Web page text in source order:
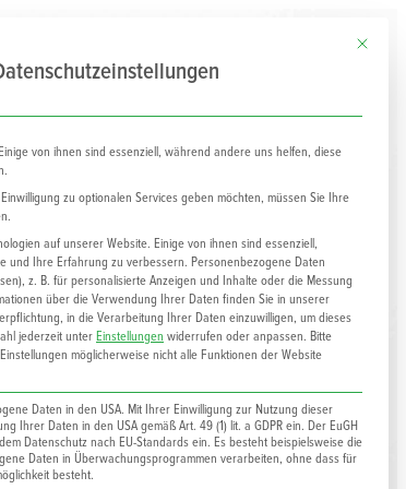
Mit
von ihnen sind essenziell, während andere uns helfen, diese
zu optionalen Services geben möchten, müssen Sie Ihre
auf unserer Website. Einige von ihnen sind essenziell,
und Ihre Erfahrung zu verbessern. Personenbezogene Daten
z. B. für personalisierte Anzeigen und Inhalte oder die Messung
über die Verwendung Ihrer Daten finden Sie in unserer
in die Verarbeitung Ihrer Daten einzuwilligen, um dieses
jederzeit unter Einstellungen widerrufen oder anpassen. Bitte
möglicherweise nicht alle Funktionen der Website
Daten in den USA. Mit Ihrer Einwilligung zur Nutzung dieser
Ihrer Daten in den USA gemäß Art. 49 (1) lit. a GDPR ein. Der EuGH
Datenschutz nach EU-Standards ein. Es besteht beispielsweise die
Daten in Überwachungsprogrammen verarbeiten, ohne dass für
besteht.